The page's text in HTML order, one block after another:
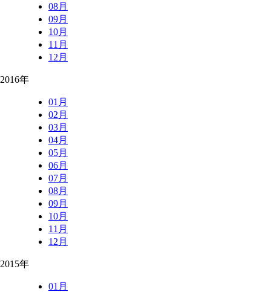
08月
09月
10月
11月
12月
2016年
01月
02月
03月
04月
05月
06月
07月
08月
09月
10月
11月
12月
2015年
01月